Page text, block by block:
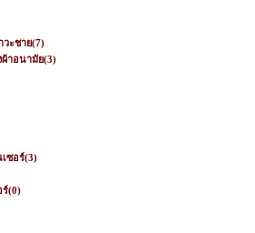
ะชาย(7)
าอนามัย(3)
ซอร์(3)
ร์(0)